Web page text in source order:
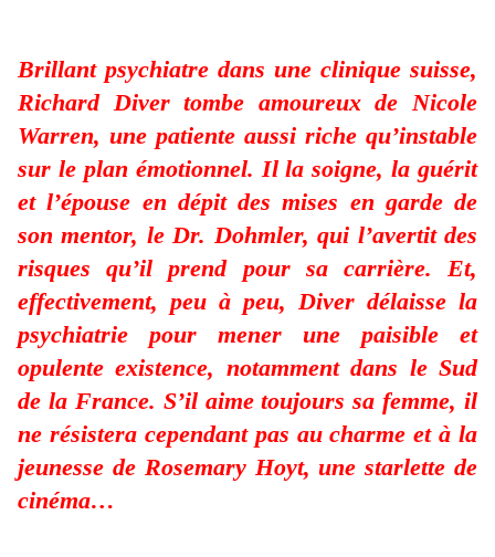
Brillant psychiatre dans une clinique suisse,
Richard Diver tombe amoureux de Nicole
Warren, une patiente aussi riche qu’instable
sur le plan émotionnel. Il la soigne, la guérit
et l’épouse en dépit des mises en garde de
son mentor, le Dr. Dohmler, qui l’avertit des
risques qu’il prend pour sa carrière. Et,
effectivement, peu à peu, Diver délaisse la
psychiatrie pour mener une paisible et
opulente existence, notamment dans le Sud
de la France. S’il aime toujours sa femme, il
ne résistera cependant pas au charme et à la
jeunesse de Rosemary Hoyt, une starlette de
cinéma…